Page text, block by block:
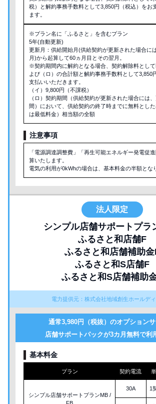
税）と解約事務手数料として3,850円（税込）をお
ます。
※プラン名に「ふるさと」を含むプラン
5年(自動更新)
更新月：供給開始月(供給契約が更新された場合に
月)から起算して60ヵ月目とその翌月。
※契約期間内に解約となる場合、契約解除料とし
よび（ロ）の合計額と解約事務手数料として3,850
支払いいただきます。
（イ）9,800円（不課税）
（ロ）契約期間（供給契約が更新された場合には
間）において、供給契約の終了時までに無料とし
は最低料金）相当額の全額
注意事項
「電源調達調整費」「再生可能エネルギー発電促
算いたします。
電気の利用が0kWhの場合は、基本料金の半額とな
シンプル店舗サポートプラ
ふるさと和店舗F
ふるさと和店舗補助金
ふるさと和S店舗F
ふるさと和S店舗補助
電力提供元：株式会社地域創生ホールデ
法人限定
通常3,980円（税抜）のオプション
店舗サポートパックが3カ月無料で利
基本料金
プラン 契約電流
シンプル店舗サポートプランMB /
30A 1